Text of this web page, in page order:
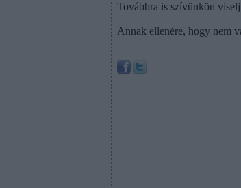
Továbbra is szívünkön
Annak ellenére, hogy nem